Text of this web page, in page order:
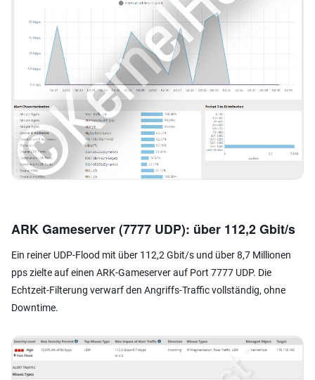
ARK Gameserver (7777 UDP): über 112,2 Gbit/s
Ein reiner UDP-Flood mit über 112,2 Gbit/s und über 8,7 Millionen
pps zielte auf einen ARK-Gameserver auf Port 7777 UDP. Die
Echtzeit-Filterung verwarf den Angriffs-Traffic vollständig, ohne
Downtime.